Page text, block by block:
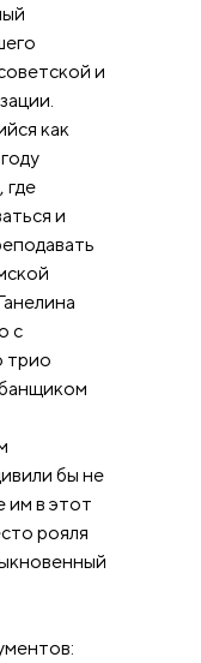
и
как
где
и
с
трио
бы не
им в этот
рояля